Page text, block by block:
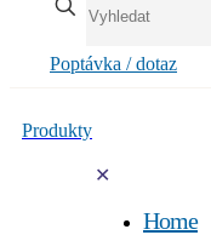
Poptávka / dotaz
Produkty
✕
Home